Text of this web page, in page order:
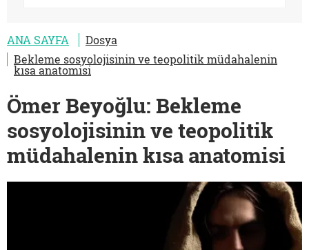
ANA SAYFA
Dosya
Bekleme sosyolojisinin ve teopolitik müdahalenin
kısa anatomisi
Ömer Beyoğlu: Bekleme
sosyolojisinin ve teopolitik
müdahalenin kısa anatomisi